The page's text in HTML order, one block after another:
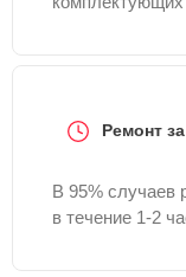
Ремонт
В 95% случаев
в течение 1-2